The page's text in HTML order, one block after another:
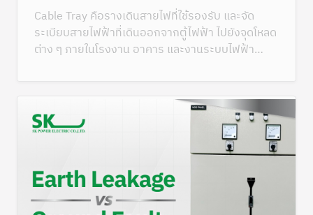
Cable Tray คือรางเดินสายไฟที่ใช้รองรับ และจัด
ระเบียบสายไฟฟ้าที่เดินออกจากตู้ไฟฟ้า ไปยังจุดโหลด
ต่าง ๆ ภายในโรงงาน อาคาร และงานระบบไฟฟ้า